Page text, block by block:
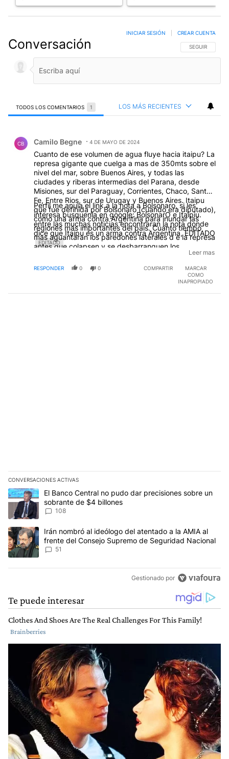
Conversación SIGA ESTA
SEGUIR
INICIAR SESIÓN CREAR CUENTA
TODOS LOS COMENTARIOS 1 LOS MÁS RECIENTES
CB Camilo Begne 4 DE MAYO DE 2024
Cuanto de ese volumen de agua fluye hacia itaipu? La
represa gigante que cuelga a mas de 350mts sobre el
nivel del mar, sobre Buenos Aires, y todas las
ciudades y riberas intermedias del Parana, desde
Misiones, sur del Paraguay, Corrientes, Chaco, Santa
Fe, Entre Rios, sur de Urugay y Buenos Aires. Itaipu
que fue definida por Bolsonaro (cuando era diputado),
como una arma contra Argentina para inundar las
regiones mas importantes del pais. Cuanto tiempo
mas aguantaran los paredones laterales d e la represa
antes que colapsen y se desbarranquen los
31.000Millones d e toneladas metricas de agua,
arrase Yacireta con sus 20.000Millones deTnm y
produzca la mayor catastrofe sobre Argentina?
Perfil me anula el link a la nota a Bolsonaro, si les
interesa busquenla en google: BolsonarO e Itaipiu.
entre las muchas noticias encontraran la nota donde
dice que Itaipu es un arma contra Argentina, EDITADO
EDITADO
Leer mas
RESPONDER 0 0 COMPARTIR
MARCAR
COMO
INAPROPIADO
CONVERSACIONES ACTIVAS
Este listado muestra los artículos con más comentarios en los
Un artículo de tendencia con el título "El Banco Central no pudo
El Banco Central no pudo dar precisiones sobre un
sobrante de $4 billones
108
Un artículo de tendencia con el título "Irán nombró al ideólogo
Irán nombró al ideólogo del atentado a la AMIA al
frente del Consejo Supremo de Seguridad Nacional
51
Gestionado por